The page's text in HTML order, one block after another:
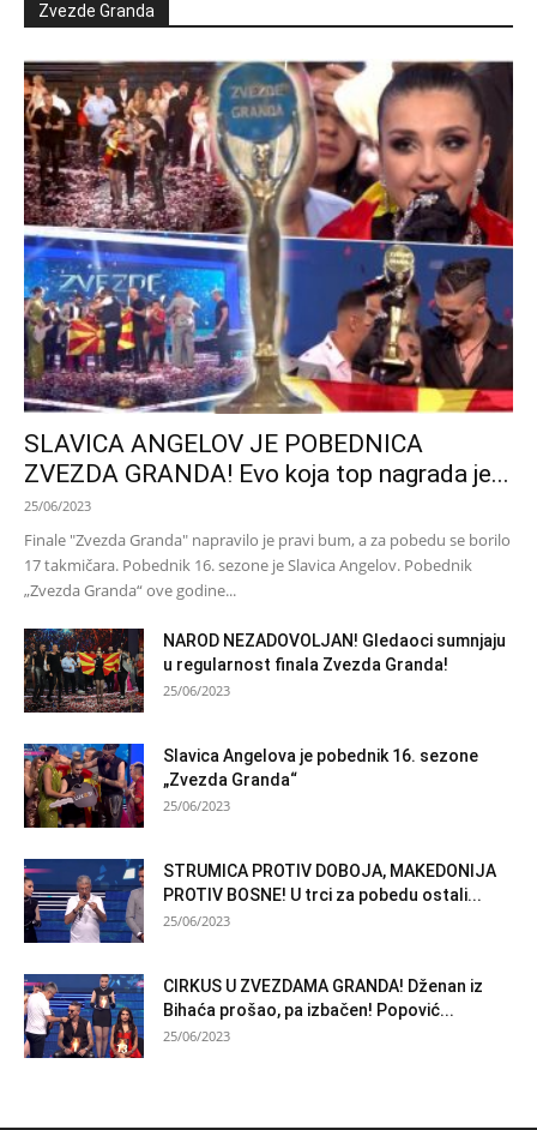
Zvezde Granda
SLAVICA ANGELOV JE POBEDNICA
ZVEZDA GRANDA! Evo koja top nagrada je...
25/06/2023
Finale "Zvezda Granda" napravilo je pravi bum, a za pobedu se borilo
17 takmičara. Pobednik 16. sezone je Slavica Angelov. Pobednik
„Zvezda Granda“ ove godine...
NAROD NEZADOVOLJAN! Gledaoci sumnjaju
u regularnost finala Zvezda Granda!
25/06/2023
Slavica Angelova je pobednik 16. sezone
„Zvezda Granda“
25/06/2023
STRUMICA PROTIV DOBOJA, MAKEDONIJA
PROTIV BOSNE! U trci za pobedu ostali...
25/06/2023
CIRKUS U ZVEZDAMA GRANDA! Dženan iz
Bihaća prošao, pa izbačen! Popović...
25/06/2023